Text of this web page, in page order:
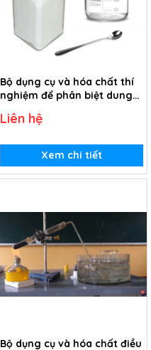
Bộ dụng cụ và hóa chất thí
nghiệm để phân biệt dung
Liên hệ
Xem chi tiết
Bộ dụng cụ và hóa chất điều